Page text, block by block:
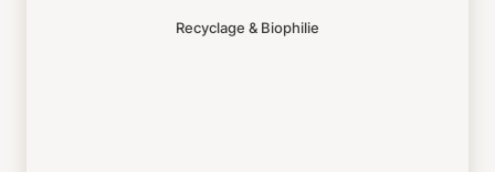
Recyclage & Biophilie